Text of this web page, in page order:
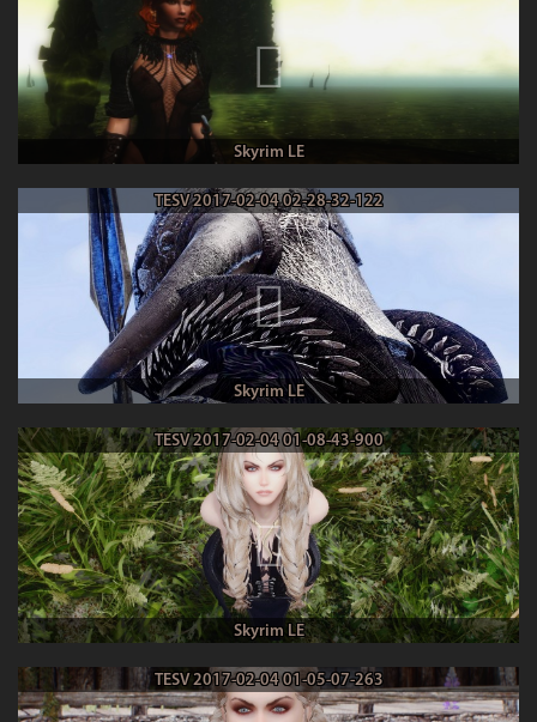
Skyrim LE
TESV 2017-02-04 02-28-32-122
Skyrim LE
TESV 2017-02-04 01-08-43-900
Skyrim LE
TESV 2017-02-04 01-05-07-263